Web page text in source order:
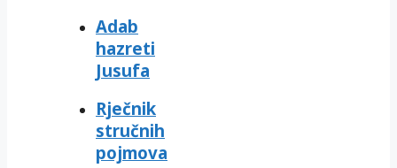
Adab
hazreti
Jusufa
Rječnik
stručnih
pojmova